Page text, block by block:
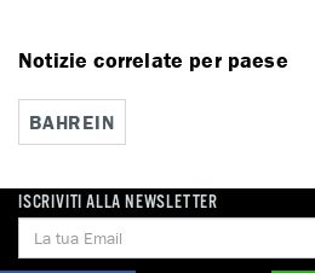
Notizie correlate per paese
BAHREIN
ISCRIVITI ALLA NEWSLETTER